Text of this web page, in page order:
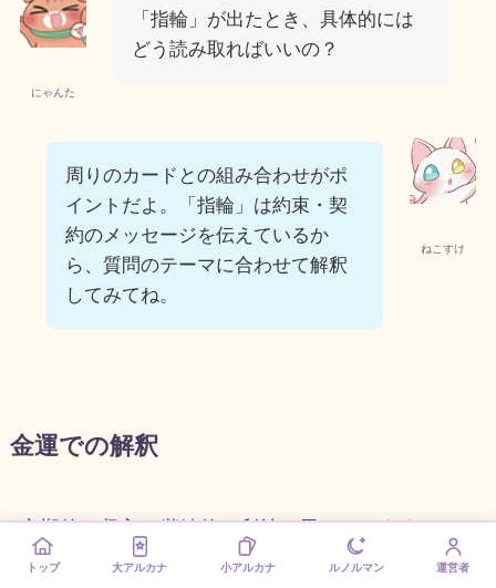
にゃんた
「指輪」が出たとき、具体的には
どう読み取ればいいの？
ねこすけ
周りのカードとの組み合わせがポ
イントだよ。「指輪」は約束・契
約のメッセージを伝えているか
ら、質問のテーマに合わせて解釈
してみてね。
金運での解釈
定期的な収入や継続的な利益を示しています。サ
ブスクリプション型のビジネスや長期契約による
トップ 大アルカナ 小アルカナ ルノルマン 運営者